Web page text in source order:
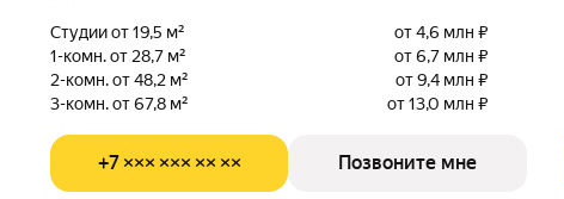
Студии от 19,5 м²
от 4,6 млн ₽
1-комн. от 28,7 м²
от 6,7 млн ₽
2-комн. от 48,2 м²
от 9,4 млн ₽
3-комн. от 67,8 м²
от 13,0 млн ₽
+7 ××× ××× ×× ×× Позвоните мне